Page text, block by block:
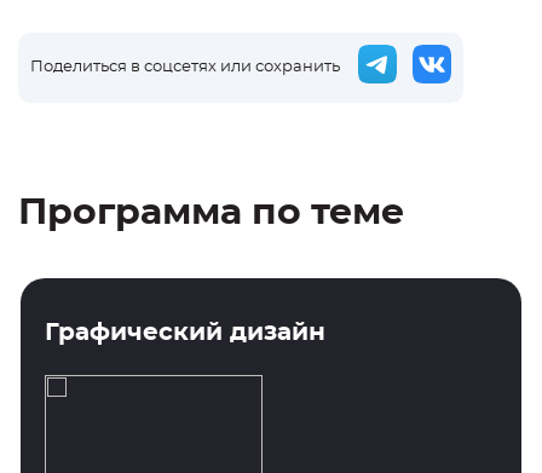
Поделиться в соцсетях или сохранить
Программа по теме
Графический дизайн